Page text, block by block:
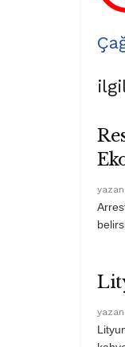
yazan
yazan